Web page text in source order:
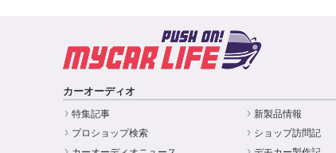
カーオーディオ
特集記事
新製品情報
プロショップ検索
ショップ訪問記